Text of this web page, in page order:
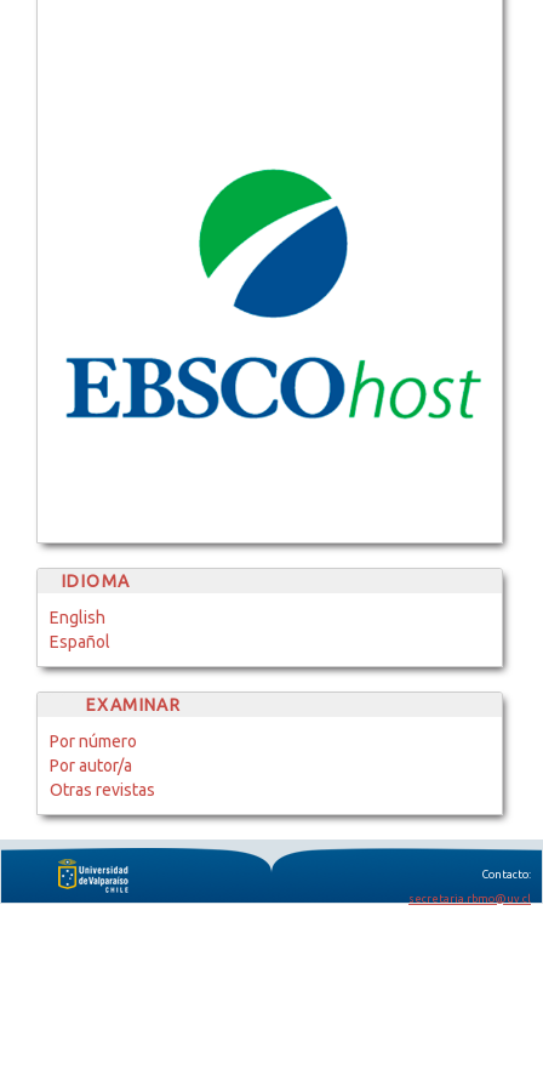
IDIOMA
English
Español
EXAMINAR
Por número
Por autor/a
Otras revistas
Contacto:
secretaria.rbmo@uv.cl